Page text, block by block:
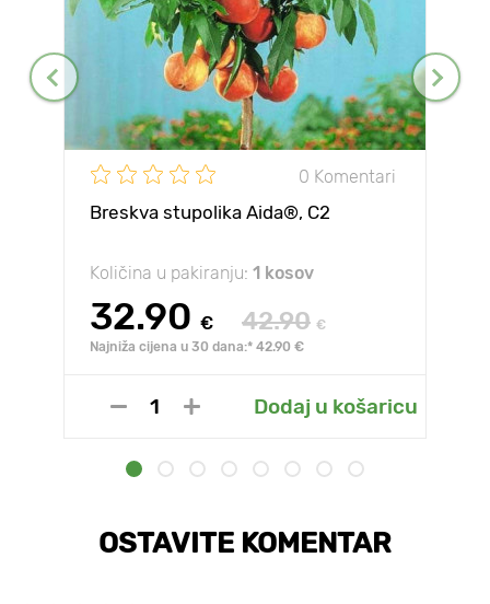
0 Komentari
Breskva stupolika Aida®, C2
Količina u pakiranju: 1 kosov
32.90 € 42.90 €
Najniža cijena u 30 dana:* 42.90 €
Dodaj u košaricu
OSTAVITE KOMENTAR